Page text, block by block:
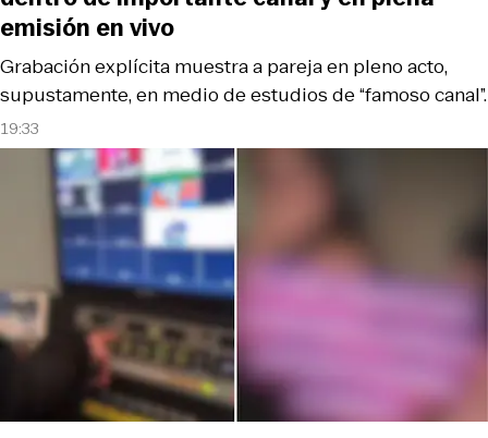
19:33
Grabación explícita muestra a pareja en pleno acto,
supustamente, en medio de estudios de “famoso canal”.
emisión en vivo